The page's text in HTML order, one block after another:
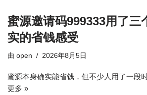
蜜源邀请码999333用了三
实的省钱感受
由 open 2026年8月5日
蜜源本身确实能省钱，但不少人用了一段
更多 »